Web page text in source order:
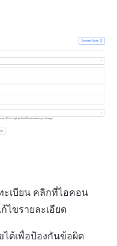
ะเบียน คลิกที่ไอคอน
ไขรายละเอียด
ได้เพื่อป้องกันข้อผิด